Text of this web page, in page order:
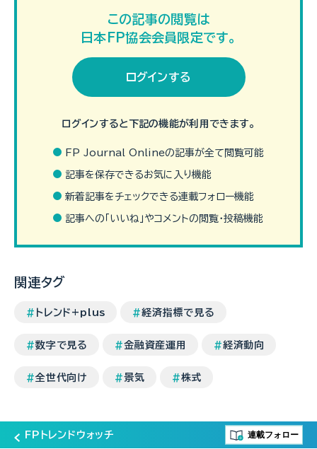
買い付けした株式をその日のうちに売却する「デイトレード」という
手法があります。短期投資の主流の一つになっている手法ではあ
りますが、「デイトレードは儲かりにくい」といわれることがありま
この記事の閲覧は
日本FP協会会員限定です。
ログインする
ログインすると下記の機能が利用できます。
FP Journal Onlineの記事が全て閲覧可能
記事を保存できるお気に入り機能
新着記事をチェックできる連載フォロー機能
記事への「いいね」やコメントの閲覧・投稿機能
関連タグ
トレンド+plus 経済指標で見る
数字で見る 金融資産運用 経済動向
全世代向け 景気 株式
FPトレンドウォッチ 連載フォロー